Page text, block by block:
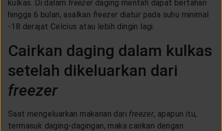
kulkas. Di dalam freezerdaging mentah dapat bertahan
hingga 6 bulan, asalkan freezerdiatur pada suhu minimal
-18 derajat Celcius atau lebih dingin lagi.
Cairkan daging dalam kulkas
setelah dikeluarkan dari
freezer
Saat mengeluarkan makanan dari freezer, apapun itu,
termasuk daging-dagingan, maka cairkan dengan